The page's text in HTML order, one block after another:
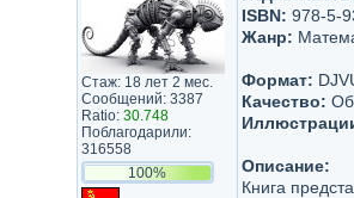
Стаж: 18 лет 2 мес.
Сообщений: 3387
Ratio: 30.748
Поблагодарили:
316558
100%
ISBN: 978-5-
Жанр:
Формат:
Качество:
Описание:
Книга